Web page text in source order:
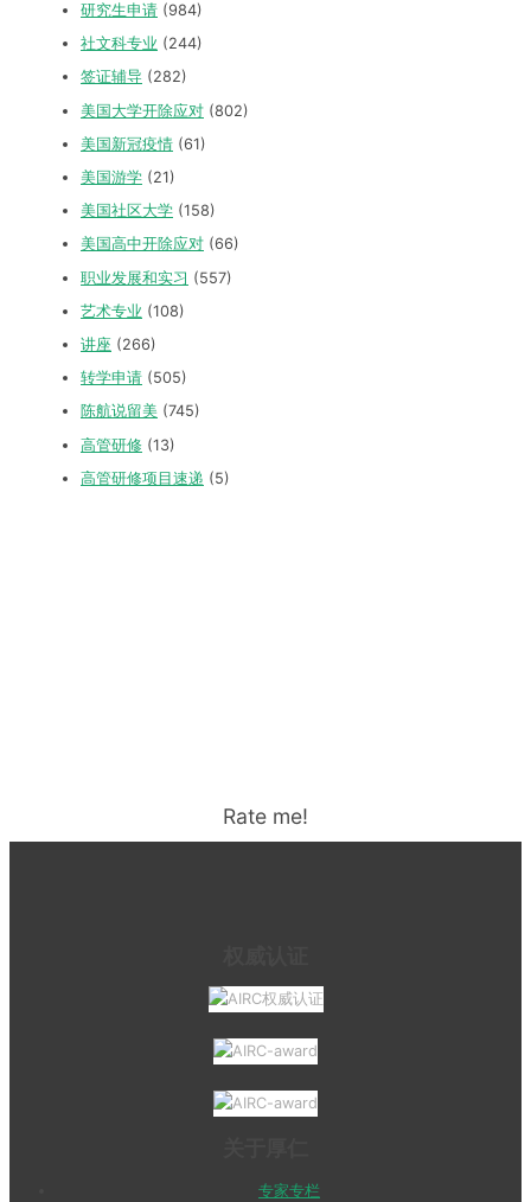
研究生申请 (984)
社文科专业 (244)
签证辅导 (282)
美国大学开除应对 (802)
美国新冠疫情 (61)
美国游学 (21)
美国社区大学 (158)
美国高中开除应对 (66)
职业发展和实习 (557)
艺术专业 (108)
讲座 (266)
转学申请 (505)
陈航说留美 (745)
高管研修 (13)
高管研修项目速递 (5)
Rate me!
专家专栏